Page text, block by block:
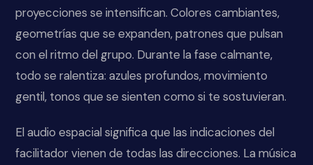
proyecciones se intensifican. Colores cambiantes,
geometrías que se expanden, patrones que pulsan
con el ritmo del grupo. Durante la fase calmante,
todo se ralentiza: azules profundos, movimiento
gentil, tonos que se sienten como si te sostuvieran.
El audio espacial significa que las indicaciones del
facilitador vienen de todas las direcciones. La música